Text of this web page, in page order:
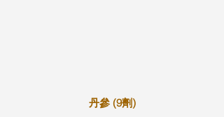
丹參 (9劑)